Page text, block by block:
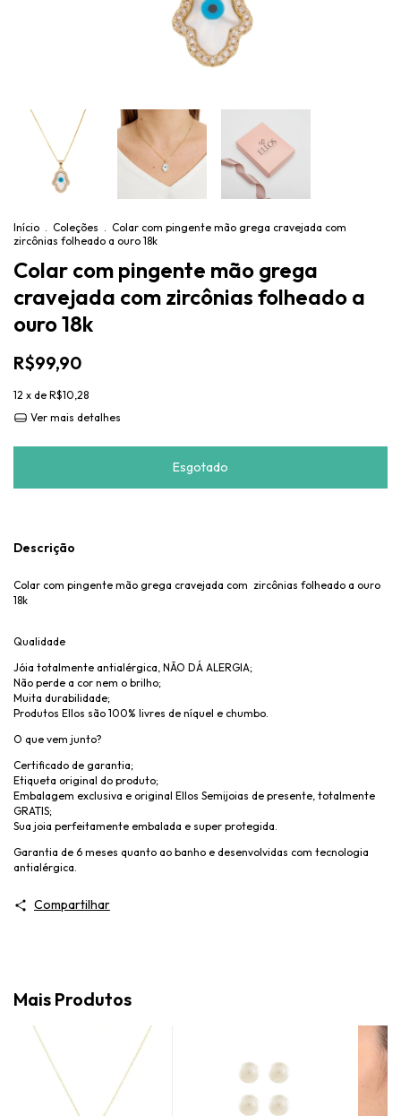
Início . Coleções . Colar com pingente mão grega cravejada com
zircônias folheado a ouro 18k
Colar com pingente mão grega
cravejada com zircônias folheado a
ouro 18k
R$99,90
12 x de R$10,28
Ver mais detalhes
Descrição
Colar com pingente mão grega cravejada com zircônias folheado a ouro
18k
Qualidade
Jóia totalmente antialérgica, NÃO DÁ ALERGIA;
Não perde a cor nem o brilho;
Muita durabilidade;
Produtos Ellos são 100% livres de níquel e chumbo.
O que vem junto?
Certificado de garantia;
Etiqueta original do produto;
Embalagem exclusiva e original Ellos Semijoias de presente, totalmente
GRATIS;
Sua joia perfeitamente embalada e super protegida.
Garantia de 6 meses quanto ao banho e desenvolvidas com tecnologia
antialérgica.
Compartilhar
Mais Produtos